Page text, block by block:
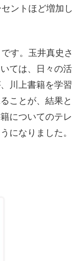
ントほど増加し
す。玉井真史さ
ては、日々の活
川上書籍を学習
ことが、結果と
についてのテレ
になりました。